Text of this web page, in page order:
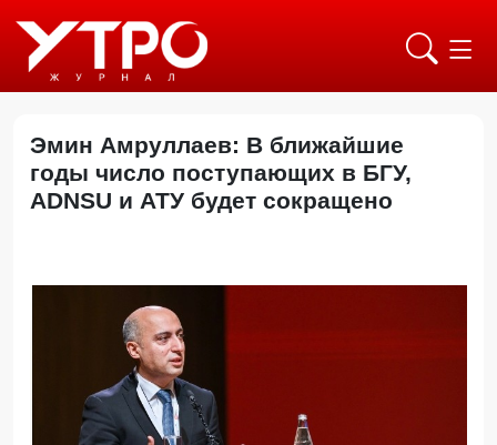
Эмин Амруллаев: В ближайшие
годы число поступающих в БГУ,
ADNSU и АТУ будет сокращено